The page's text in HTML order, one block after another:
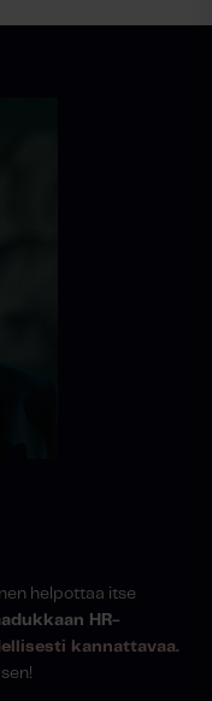
helpottaa itse
HR-
kannattavaa.